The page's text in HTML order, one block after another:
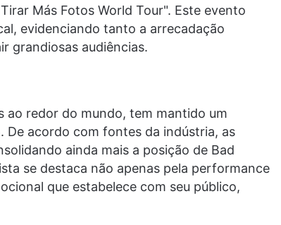
Más Fotos World Tour". Este evento
evidenciando tanto a arrecadação
grandiosas audiências.
ao redor do mundo, tem mantido um
De acordo com fontes da indústria, as
ainda mais a posição de Bad
se destaca não apenas pela performance
que estabelece com seu público,